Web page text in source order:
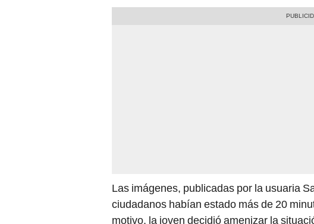
Las imágenes, publicadas por la usuaria
ciudadanos habían estado más de 20
motivo, la joven decidió amenizar la